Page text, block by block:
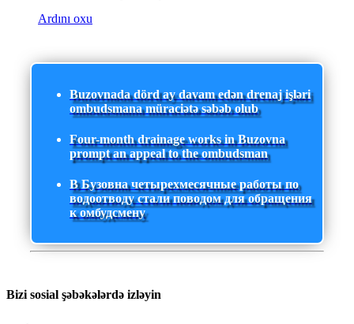
Ardını oxu
Buzovnada dörd ay davam edən drenaj işləri
ombudsmana müraciətə səbəb olub
Four-month drainage works in Buzovna
prompt an appeal to the ombudsman
В Бузовна четырехмесячные работы по
водоотводу стали поводом для обращения
к омбудсмену
Bizi sosial şəbəkələrdə izləyin